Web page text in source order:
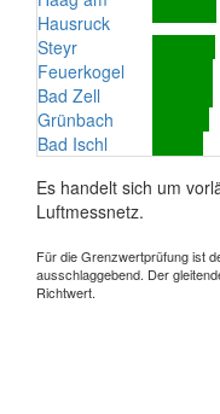
Hausruck
Steyr
Feuerkogel
Bad Zell
Grünbach
Bad Ischl
Es handelt sich um
Luftmessnetz.
Für die Grenzwertprüfung ist
ausschlaggebend. Der
Richtwert.